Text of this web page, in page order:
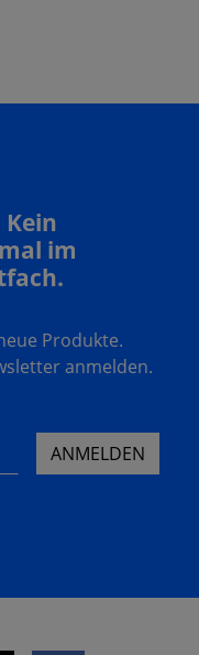
Kein
im
Produkte.
anmelden.
ANMELDEN